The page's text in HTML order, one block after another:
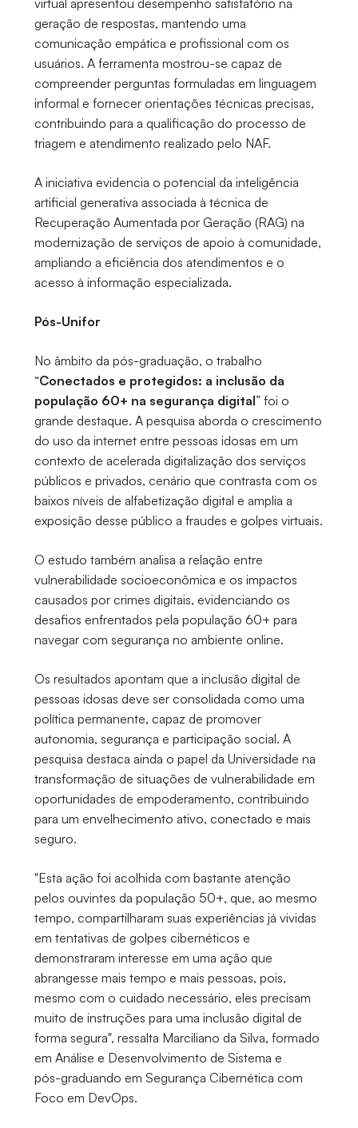
virtual apresentou desempenho satisfatório na
geração de respostas, mantendo uma
comunicação empática e profissional com os
usuários. A ferramenta mostrou-se capaz de
compreender perguntas formuladas em linguagem
informal e fornecer orientações técnicas precisas,
contribuindo para a qualificação do processo de
triagem e atendimento realizado pelo NAF.
A iniciativa evidencia o potencial da inteligência
artificial generativa associada à técnica de
Recuperação Aumentada por Geração (RAG) na
modernização de serviços de apoio à comunidade,
ampliando a eficiência dos atendimentos e o
acesso à informação especializada.
Pós-Unifor
No âmbito da pós-graduação, o trabalho
“Conectados e protegidos: a inclusão da
população 60+ na segurança digital” foi o
grande destaque. A pesquisa aborda o crescimento
do uso da internet entre pessoas idosas em um
contexto de acelerada digitalização dos serviços
públicos e privados, cenário que contrasta com os
baixos níveis de alfabetização digital e amplia a
exposição desse público a fraudes e golpes virtuais.
O estudo também analisa a relação entre
vulnerabilidade socioeconômica e os impactos
causados por crimes digitais, evidenciando os
desafios enfrentados pela população 60+ para
navegar com segurança no ambiente online.
Os resultados apontam que a inclusão digital de
pessoas idosas deve ser consolidada como uma
política permanente, capaz de promover
autonomia, segurança e participação social. A
pesquisa destaca ainda o papel da Universidade na
transformação de situações de vulnerabilidade em
oportunidades de empoderamento, contribuindo
para um envelhecimento ativo, conectado e mais
seguro.
"Esta ação foi acolhida com bastante atenção
pelos ouvintes da população 50+, que, ao mesmo
tempo, compartilharam suas experiências já vividas
em tentativas de golpes cibernéticos e
demonstraram interesse em uma ação que
abrangesse mais tempo e mais pessoas, pois,
mesmo com o cuidado necessário, eles precisam
muito de instruções para uma inclusão digital de
forma segura", ressalta Marciliano da Silva, formado
em Análise e Desenvolvimento de Sistema e
pós-graduando em Segurança Cibernética com
Foco em DevOps.